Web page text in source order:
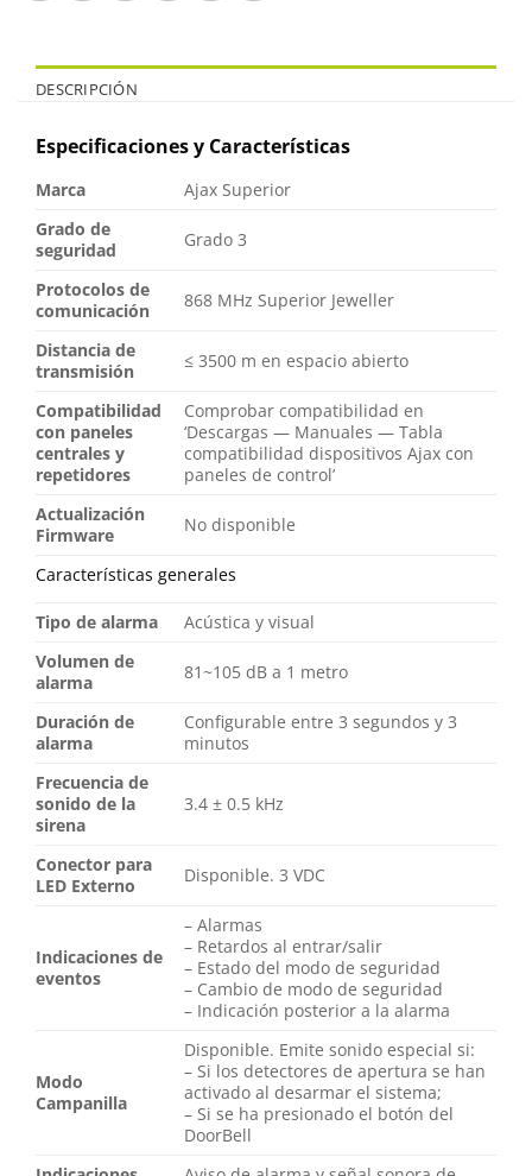
DESCRIPCIÓN
Especificaciones y Características
Marca
Ajax Superior
Grado de
seguridad
Grado 3
Protocolos de
comunicación
868 MHz Superior Jeweller
Distancia de
transmisión
≤ 3500 m en espacio abierto
Compatibilidad
con paneles
centrales y
repetidores
Comprobar compatibilidad en
‘Descargas — Manuales — Tabla
compatibilidad dispositivos Ajax con
paneles de control’
Actualización
Firmware
No disponible
Características generales
Tipo de alarma
Acústica y visual
Volumen de
alarma
81~105 dB a 1 metro
Duración de
alarma
Configurable entre 3 segundos y 3
minutos
Frecuencia de
sonido de la
sirena
3.4 ± 0.5 kHz
Conector para
LED Externo
Disponible. 3 VDC
Indicaciones de
eventos
– Alarmas
– Retardos al entrar/salir
– Estado del modo de seguridad
– Cambio de modo de seguridad
– Indicación posterior a la alarma
Modo
Campanilla
Disponible. Emite sonido especial si:
– Si los detectores de apertura se han
activado al desarmar el sistema;
– Si se ha presionado el botón del
DoorBell